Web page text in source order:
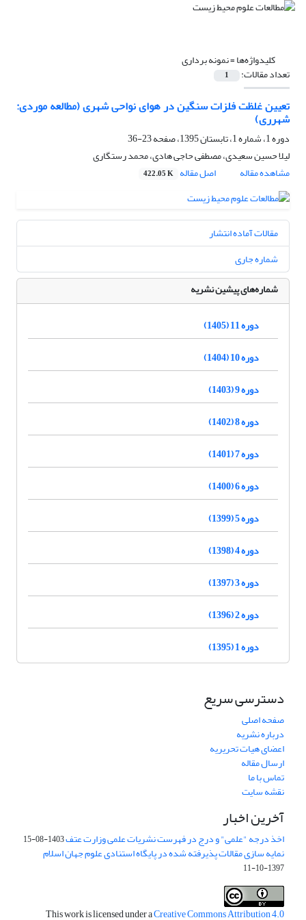
کلیدواژه‌ها =نمونه برداری
تعداد مقالات: 1
تعیین غلظت فلزات سنگین در هوای نواحی شهری (مطالعه موردی:
شهرری)
دوره 1، شماره 1، تابستان 1395، صفحه
23-36
لیلا حسین سعیدی، مصطفی حاجی هادی، محمد رستگاری
مشاهده مقاله
اصل مقاله 422.05 K
مقالات آماده انتشار
شماره جاری
شماره‌های پیشین نشریه
دوره 11 (1405)
دوره 10 (1404)
دوره 9 (1403)
دوره 8 (1402)
دوره 7 (1401)
دوره 6 (1400)
دوره 5 (1399)
دوره 4 (1398)
دوره 3 (1397)
دوره 2 (1396)
دوره 1 (1395)
دسترسی سریع
صفحه اصلی
درباره نشریه
اعضای هیات تحریریه
ارسال مقاله
تماس با ما
نقشه سایت
آخرین اخبار
اخذ درجه "علمی" و درج در فهرست نشریات علمی وزارت عتف1403-08-15
نمایه سازی مقالات پذیرفته شده در پایگاه استنادی علوم جهان اسلام
1397-10-11
This work is licensed under aCreative Commons Attribution 4.0